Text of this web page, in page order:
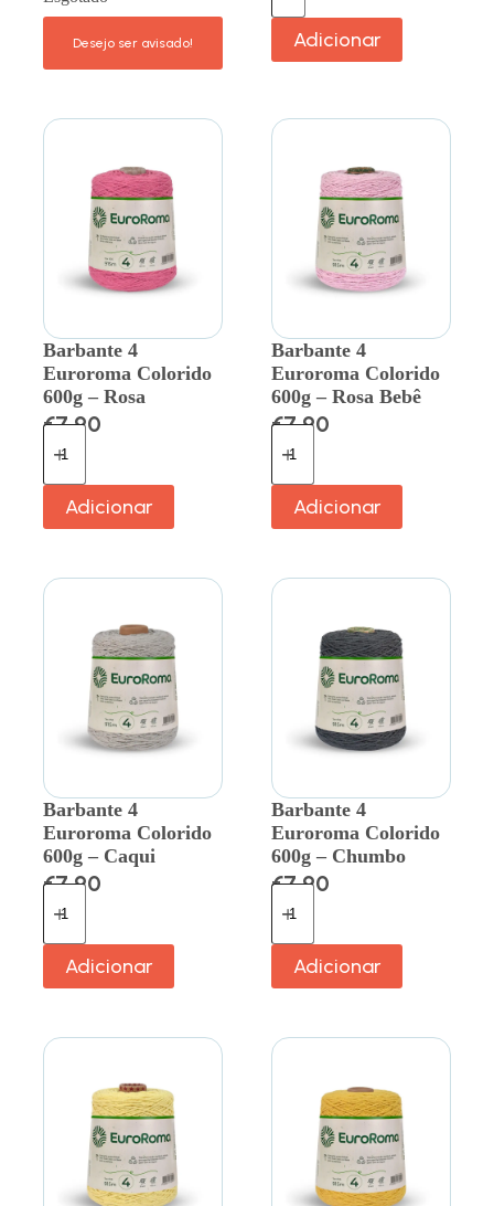
Adicionar
Barbante 4
Euroroma Colorido
600g – Rosa
€7.90
Adicionar
Barbante 4
Euroroma Colorido
600g – Rosa Bebê
€7.90
Adicionar
Barbante 4
Euroroma Colorido
600g – Caqui
€7.90
Adicionar
Barbante 4
Euroroma Colorido
600g – Chumbo
€7.90
Adicionar